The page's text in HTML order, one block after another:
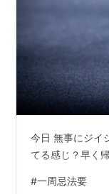
今日 無事にジイ
てる感じ？早く
#一周忌法要